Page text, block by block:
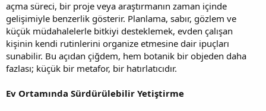
açma süreci, bir proje veya araştırmanın zaman içinde
gelişimiyle benzerlik gösterir. Planlama, sabır, gözlem ve
küçük müdahalelerle bitkiyi desteklemek, evden çalışan
kişinin kendi rutinlerini organize etmesine dair ipuçları
sunabilir. Bu açıdan çiğdem, hem botanik bir objeden daha
fazlası; küçük bir metafor, bir hatırlatıcıdır.
Ev Ortamında Sürdürülebilir Yetiştirme